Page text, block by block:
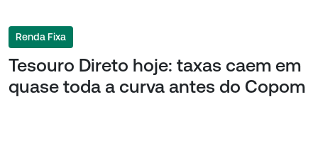
Renda Fixa
Tesouro Direto hoje: taxas caem em
quase toda a curva antes do Copom